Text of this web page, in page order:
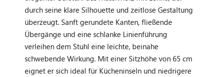
durch seine klare Silhouette und zeitlose Gestaltung
überzeugt. Sanft gerundete Kanten, fließende
Übergänge und eine schlanke Linienführung
verleihen dem Stuhl eine leichte, beinahe
schwebende Wirkung. Mit einer Sitzhöhe von 65 cm
eignet er sich ideal für Kücheninseln und niedrigere